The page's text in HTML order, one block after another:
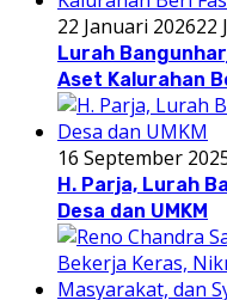
22 Januari 202622
Lurah
Aset Kalurahan
16 September
H. Parja, Lurah
Desa dan UMKM